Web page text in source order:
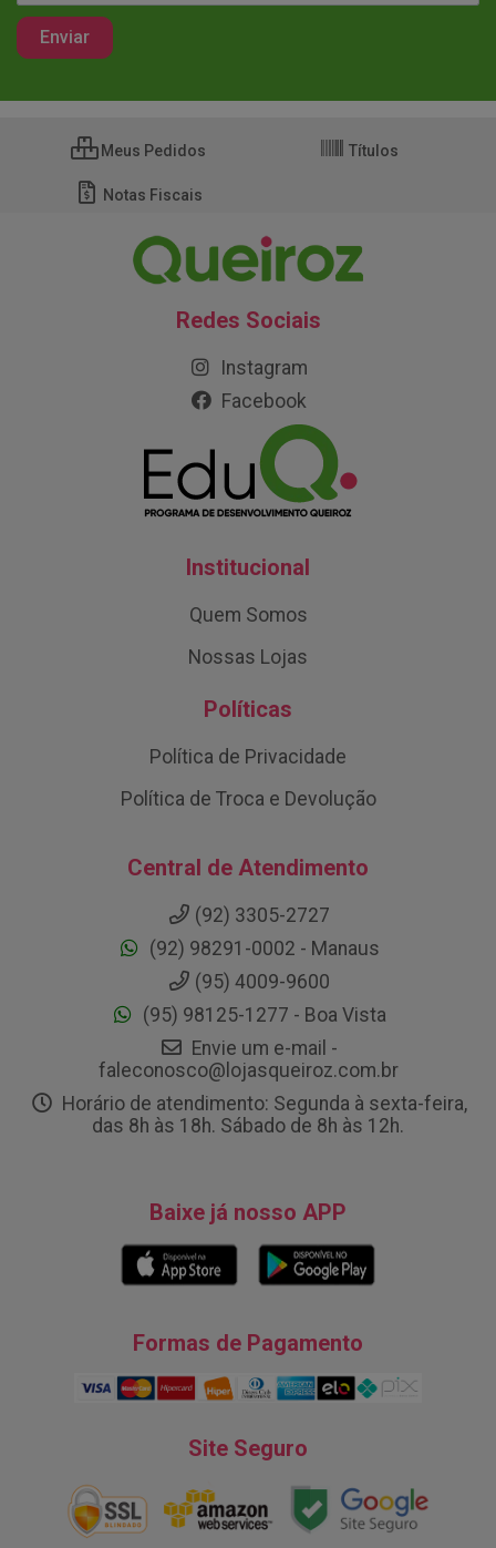
Meus Pedidos Títulos
Notas Fiscais
Redes Sociais
Instagram
Facebook
Institucional
Quem Somos
Nossas Lojas
Políticas
Política de Privacidade
Política de Troca e Devolução
Central de Atendimento
(92) 3305-2727
(92) 98291-0002 - Manaus
(95) 4009-9600
(95) 98125-1277 - Boa Vista
Envie um e-mail -
faleconosco@lojasqueiroz.com.br
Horário de atendimento: Segunda à sexta-feira,
das 8h às 18h. Sábado de 8h às 12h.
Baixe já nosso APP
Formas de Pagamento
Site Seguro